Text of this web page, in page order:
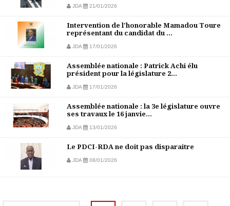
JDA 21/01/2026
Intervention de l'honorable Mamadou Toure
représentant du candidat du ...
JDA 17/01/2026
Assemblée nationale : Patrick Achi élu
président pour la législature 2...
JDA 17/01/2026
Assemblée nationale : la 3e législature ouvre
ses travaux le 16 janvie...
JDA 13/01/2026
Le PDCI-RDA ne doit pas disparaitre
JDA 08/01/2026